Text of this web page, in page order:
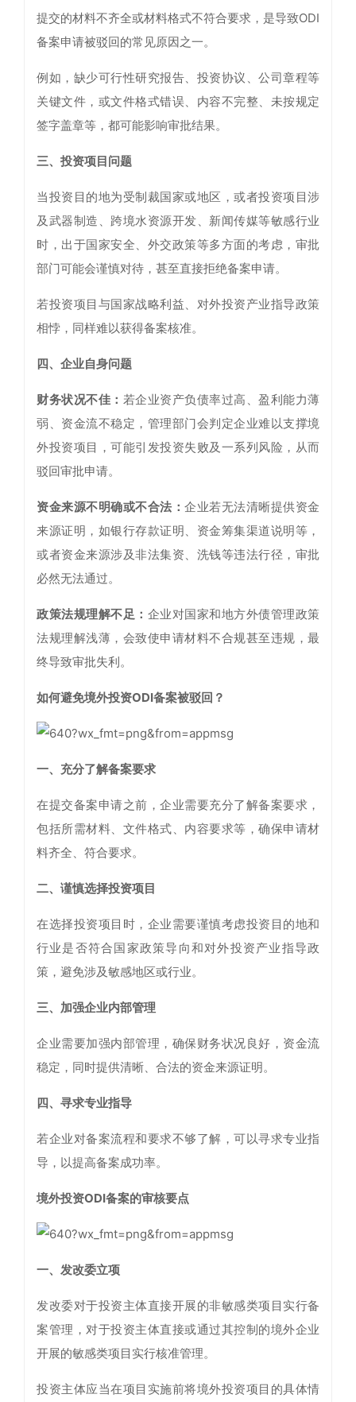
提交的材料不齐全或材料格式不符合要求，是导致ODI
备案申请被驳回的常见原因之一。
例如，缺少可行性研究报告、投资协议、公司章程等
关键文件，或文件格式错误、内容不完整、未按规定
签字盖章等，都可能影响审批结果。
三、 投资项目问题
当投资目的地为受制裁国家或地区，或者投资项目涉
及武器制造、跨境水资源开发、新闻传媒等敏感行业
时，出于国家安全、外交政策等多方面的考虑，审批
部门可能会谨慎对待，甚至直接拒绝备案申请。
若投资项目与国家战略利益、对外投资产业指导政策
相悖，同样难以获得备案核准。
四、 企业自身问题
财务状况不佳： 若企业资产负债率过高、盈利能力薄
弱、资金流不稳定，管理部门会判定企业难以支撑境
外投资项目，可能引发投资失败及一系列风险，从而
驳回审批申请。
资金来源不明确或不合法： 企业若无法清晰提供资金
来源证明，如银行存款证明、资金筹集渠道说明等，
或者资金来源涉及非法集资、洗钱等违法行径，审批
必然无法通过。
政策法规理解不足： 企业对国家和地方外债管理政策
法规理解浅薄，会致使申请材料不合规甚至违规，最
终导致审批失利。
如何避免境外投资ODI备案被驳回？
一、 充分了解备案要求
在提交备案申请之前，企业需要充分了解备案要求，
包括所需材料、文件格式、内容要求等，确保申请材
料齐全、符合要求。
二、 谨慎选择投资项目
在选择投资项目时，企业需要谨慎考虑投资目的地和
行业是否符合国家政策导向和对外投资产业指导政
策，避免涉及敏感地区或行业。
三、 加强企业内部管理
企业需要加强内部管理，确保财务状况良好，资金流
稳定，同时提供清晰、合法的资金来源证明。
四、 寻求专业指导
若企业对备案流程和要求不够了解，可以寻求专业指
导，以提高备案成功率。
境外投资ODI备案的审核要点
一、 发改委立项
发改委对于投资主体直接开展的非敏感类项目实行备
案管理，对于投资主体直接或通过其控制的境外企业
开展的敏感类项目实行核准管理。
投资主体应当在项目实施前将境外投资项目的具体情